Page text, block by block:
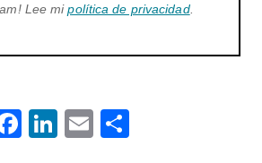
Lee mipolítica de privacidad.
F
Li E